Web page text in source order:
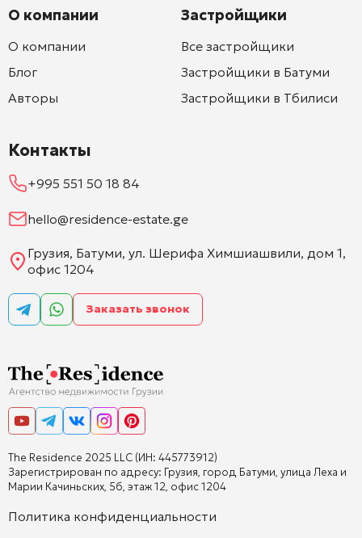
The Residence 2025 LLC (ИН: 445773912)
Зарегистрирован по адресу: Грузия, город Батуми, улица Леха и
Марии Качиньских, 5б, этаж 12, офис 1204
Политика конфиденциальности
О компании
О компании
Блог
Авторы
Застройщики
Все застройщики
Застройщики в Батуми
Застройщики в Тбилиси
Контакты
+995 551 50 18 84
hello@residence-estate.ge
Грузия, Батуми, ул. Шерифа Химшиашвили, дом 1,
офис 1204
Заказать звонок